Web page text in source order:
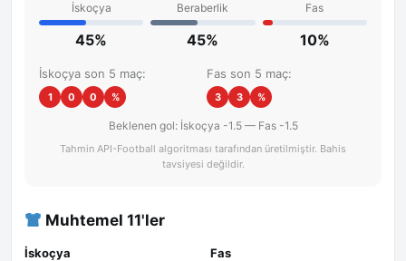
İskoçya
45%
Beraberlik
45%
Fas
10%
İskoçya son 5 maç:
1 0 0 %
Fas son 5 maç:
3 3 %
Beklenen gol: İskoçya -1.5 — Fas -1.5
Tahmin API-Football algoritması tarafından üretilmiştir. Bahis
tavsiyesi değildir.
Muhtemel 11'ler
İskoçya Fas